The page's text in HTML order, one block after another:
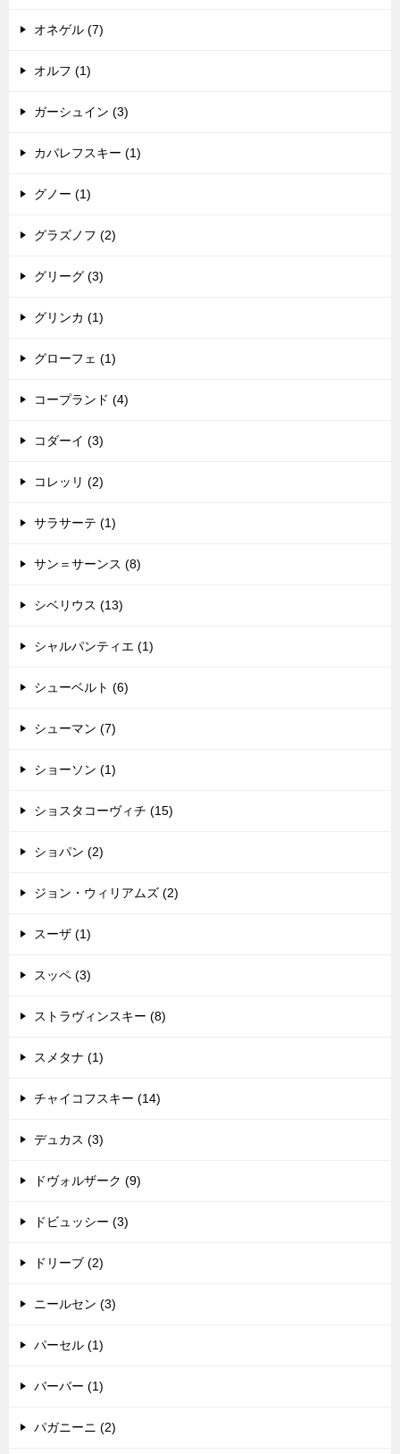
オネゲル (7)
オルフ (1)
ガーシュイン (3)
カバレフスキー (1)
グノー (1)
グラズノフ (2)
グリーグ (3)
グリンカ (1)
グローフェ (1)
コープランド (4)
コダーイ (3)
コレッリ (2)
サラサーテ (1)
サン＝サーンス (8)
シベリウス (13)
シャルパンティエ (1)
シューベルト (6)
シューマン (7)
ショーソン (1)
ショスタコーヴィチ (15)
ショパン (2)
ジョン・ウィリアムズ (2)
スーザ (1)
スッペ (3)
ストラヴィンスキー (8)
スメタナ (1)
チャイコフスキー (14)
デュカス (3)
ドヴォルザーク (9)
ドビュッシー (3)
ドリーブ (2)
ニールセン (3)
パーセル (1)
バーバー (1)
パガニーニ (2)